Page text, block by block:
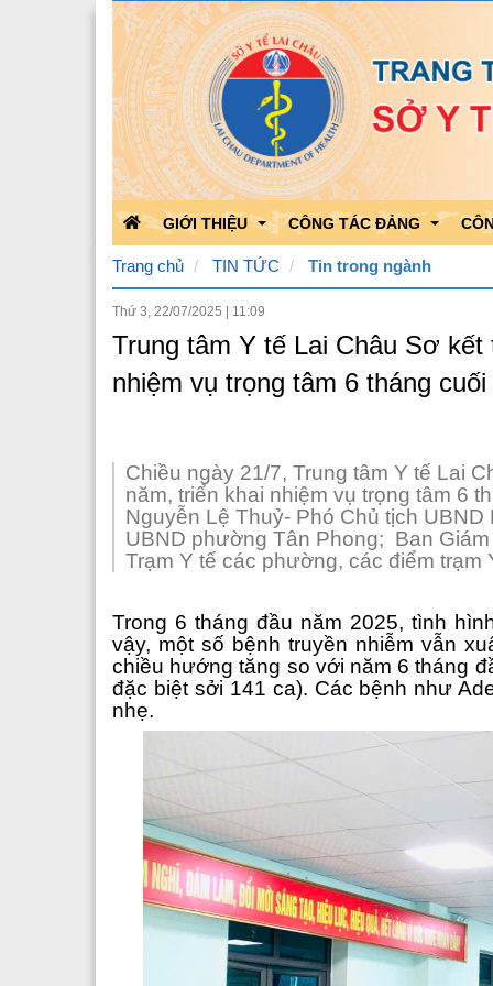
GIỚI THIỆU
Chức năng nhiệm vụ
Bộ máy tổ chức
Lãnh đạo Sở Y tế
Các phòng chức năng
Văn phòng
Phòng tổ chức cán bộ
Phòng nghiệp vụ y
Phòng nghiệp vụ dược
Phòng bảo trợ - trẻ em và
Nguyên lãnh đạo sở y tế qua các thời kỳ
Đoàn Thanh Niên
CÔNG TÁC ĐẢNG
Bảo vệ nền tảng của Đảng
Triển khai văn bản của Đảng
Trang chủ TIN TỨC Tin trong ngành
Thứ 3, 22/07/2025 11:09
Trung tâm Y tế Lai Châu Sơ
nhiệm vụ trọng tâm 6 tháng
Chiều ngày 21/7, Trung tâm Y tế Lai
năm, triển khai nhiệm vụ trọng tâm 6
Nguyễn Lệ Thuỷ- Phó Chủ tịch
UBND phường Tân Phong; Ban
Trạm Y tế các phường, các điểm trạm
Trong 6 tháng đầu năm 2025, tình
vậy, một số bệnh truyền nhiễm vẫn
chiều hướng tăng so với năm 6 tháng
đặc biệt sởi 141 ca). Các bệnh như
nhẹ.